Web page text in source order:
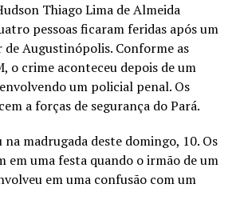
Thiago Lima de Almeida
pessoas ficaram feridas após um
Augustinópolis. Conforme as
o crime aconteceu depois de um
um policial penal. Os
a forças de segurança do Pará.
madrugada deste domingo, 10. Os
em uma festa quando o irmão de um
em uma confusão com um